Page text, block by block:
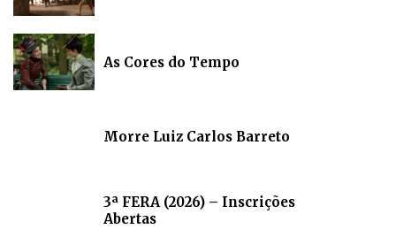
As Cores do Tempo
Morre Luiz Carlos Barreto
3ª FERA (2026) – Inscrições
Abertas